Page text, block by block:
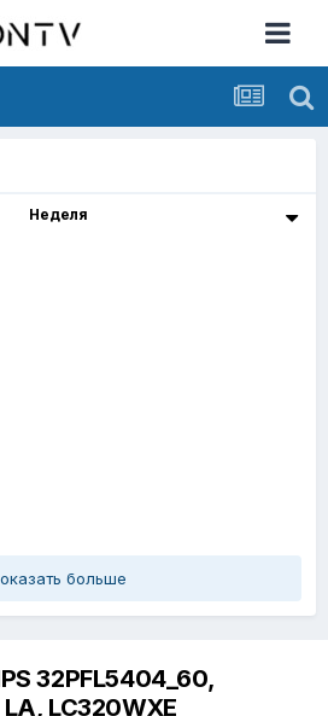
Неделя
больше
32PFL5404_60,
LC320WXE